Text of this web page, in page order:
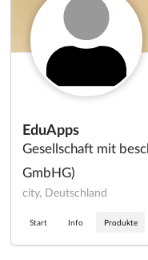
EduApps
Gesellschaft mit
GmbHG)
city, Deutschland
Start Info Produkte